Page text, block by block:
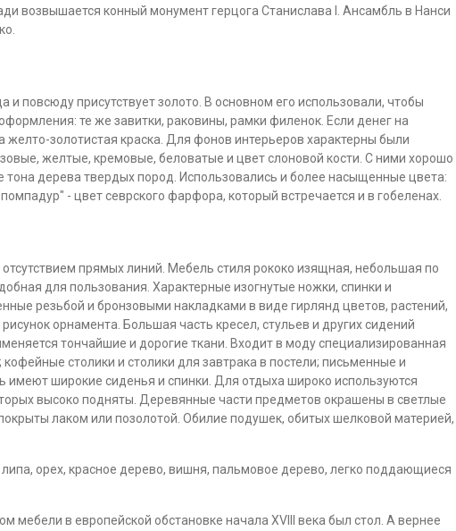
возвышается конный монумент герцога Станислава I. Ансамбль в Нанси
и повсюду присутствует золото. В основном его использовали, чтобы
те же завитки, раковины, рамки филенок. Если денег на
желто-золотистая краска. Для фонов интерьеров характерны были
желтые, кремовые, беловатые и цвет слоновой кости. С ними хорошо
дерева твердых пород. Использовались и более насыщенные цвета:
- цвет севрского фарфора, который встречается и в гобеленах.
прямых линий. Мебель стиля рококо изящная, небольшая по
для пользования. Характерные изогнутые ножки, спинки и
резьбой и бронзовыми накладками в виде гирлянд цветов, растений,
орнамента. Большая часть кресел, стульев и других сидений
тончайшие и дорогие ткани. Входит в моду специализированная
столики и столики для завтрака в постели; письменные и
имеют широкие сиденья и спинки. Для отдыха широко используются
высоко подняты. Деревянные части предметов окрашены в светлые
лаком или позолотой. Обилие подушек, обитых шелковой материей,
орех, красное дерево, вишня, пальмовое дерево, легко поддающиеся
мебели в европейской обстановке начала XVIII века был стол. А вернее